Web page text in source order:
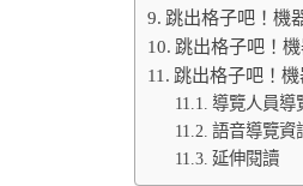
跳出格子吧！機
跳出格子吧！
跳出格子吧！
導覽人員導
語音導覽資
延伸閱讀